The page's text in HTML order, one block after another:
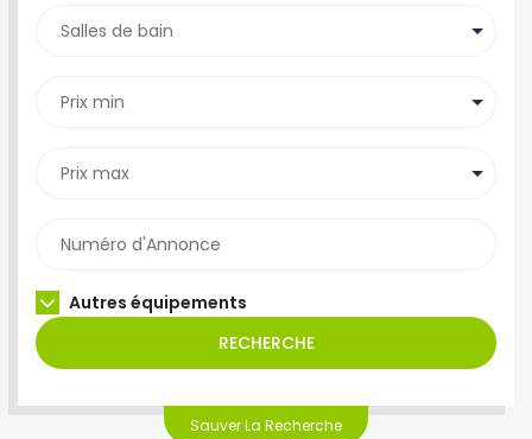
Autres équipements
RECHERCHE
Sauver La Recherche